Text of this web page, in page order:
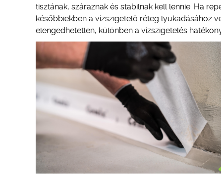
tisztának, száraznak és stabilnak kell lennie. Ha
későbbiekben a vízszigetelő réteg lyukadásához
elengedhetetlen, különben a vízszigetelés